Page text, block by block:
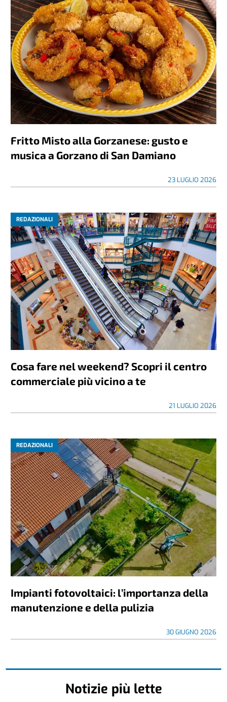
Fritto Misto alla Gorzanese: gusto e
musica a Gorzano di San Damiano
23 LUGLIO 2026
REDAZIONALI
Cosa fare nel weekend? Scopri il centro
commerciale più vicino a te
21 LUGLIO 2026
REDAZIONALI
Impianti fotovoltaici: l’importanza della
manutenzione e della pulizia
30 GIUGNO 2026
Notizie più lette